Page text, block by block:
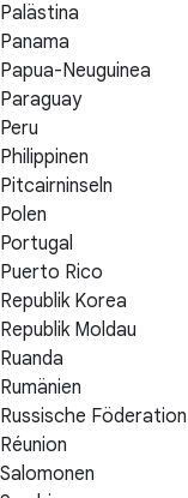
Palästina
Panama
Papua-Neuguinea
Paraguay
Peru
Philippinen
Pitcairninseln
Polen
Portugal
Puerto Rico
Republik Korea
Republik Moldau
Ruanda
Rumänien
Russische Föderation
Réunion
Salomonen